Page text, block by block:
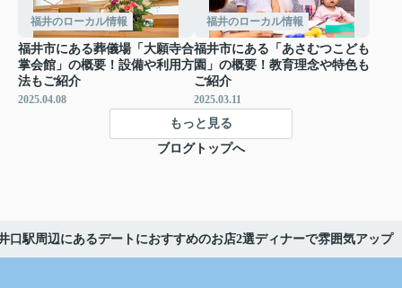
福井のローカル情報
福井市にある葬儀場「大願寺合
掌会館」の概要！設備や利用方
法もご紹介
2025.04.08
福井のローカル情報
福井市にある「あさむつこども
園」の概要！教育理念や特色も
ご紹介
2025.03.11
もっと見る
ブログトップへ
口駅周辺にあるデートにおすすめのお店2選ディナーで雰囲気アップ